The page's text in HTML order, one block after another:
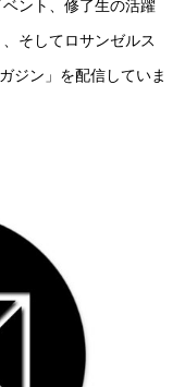
ント、修了生の活躍
そしてロサンゼルス
ジン」を配信していま